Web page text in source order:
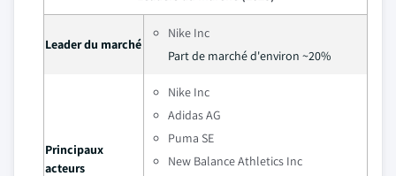
Leader du marché
Nike Inc
Part de marché d'environ ~20%
Principaux
acteurs
Nike Inc
Adidas AG
Puma SE
New Balance Athletics Inc